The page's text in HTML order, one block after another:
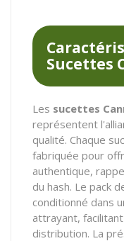
Sucettes
Les sucettes
représentent
qualité. Chaque
fabriquée pour
authentique,
du hash. Le pack
conditionné dans
attrayant,
distribution. La